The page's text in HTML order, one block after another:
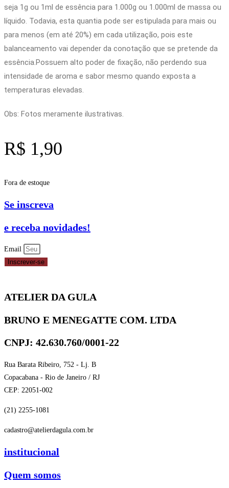
seja 1g ou 1ml de essência para 1.000g ou 1.000ml de massa ou
líquido. Todavia, esta quantia pode ser estipulada para mais ou
para menos (em até 20%) em cada utilização, pois este
balanceamento vai depender da conotação que se pretende da
essência.Possuem alto poder de fixação, não perdendo sua
intensidade de aroma e sabor mesmo quando exposta a
temperaturas elevadas.
Obs: Fotos meramente ilustrativas.
R$ 1,90
Fora de estoque
Se inscreva
e receba novidades!
Email
Inscrever-se
ATELIER DA GULA
BRUNO E MENEGATTE COM. LTDA
CNPJ: 42.630.760/0001-22
Rua Barata Ribeiro, 752 - Lj. B
Copacabana - Rio de Janeiro / RJ
CEP: 22051-002
(21) 2255-1081
cadastro@atelierdagula.com.br
institucional
Quem somos